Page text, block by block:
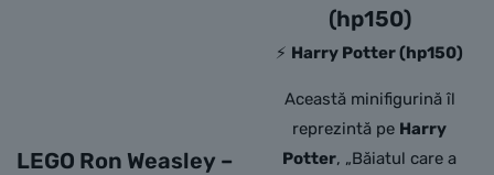
LEGO Ron Weasley –
(hp150)
⚡ Harry Potter (hp150)
Această minifigurină îl
reprezintă pe Harry
Potter, „Băiatul care a